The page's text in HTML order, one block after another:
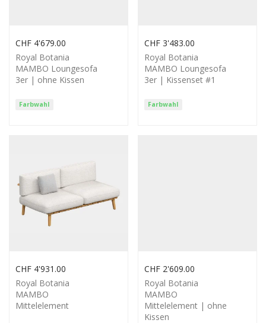
Farbwahl
Royal Botania
MAMBO Loungesofa
3er | ohne Kissen
CHF 4'679.00
Farbwahl
Royal Botania
MAMBO Loungesofa
3er | Kissenset #1
CHF 3'483.00
Royal Botania
MAMBO
Mittelelement
CHF 4'931.00
Royal Botania
MAMBO
Mittelelement | ohne
Kissen
CHF 2'609.00